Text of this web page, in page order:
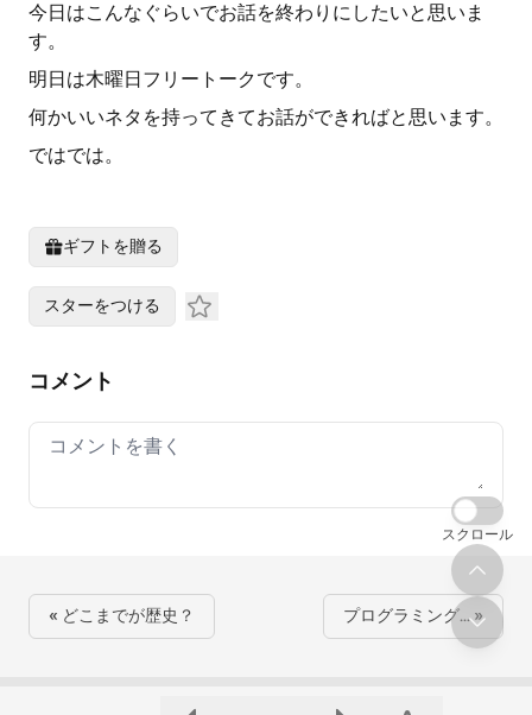
今日はこんなぐらいでお話を終わりにしたいと思いま
す。
明日は木曜日フリートークです。
何かいいネタを持ってきてお話ができればと思います。
ではでは。
ギフトを贈る
スターをつける
コメント
Your comment
« どこまでが歴史？ プログラミング… »
スクロール